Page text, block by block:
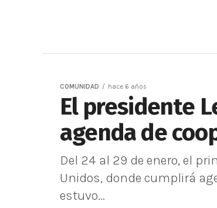
COMUNIDAD hace 6 años
El presidente
agenda de
Del 24 al 29 de enero, el
Unidos, donde cumplirá
estuvo...